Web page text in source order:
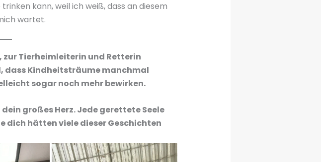
kann, weil ich weiß, dass an diesem
wartet.
zur Tierheimleiterin und Retterin
dass Kindheitsträume manchmal
sogar noch mehr bewirken.
großes Herz. Jede gerettete Seele
dich hätten viele dieser Geschichten